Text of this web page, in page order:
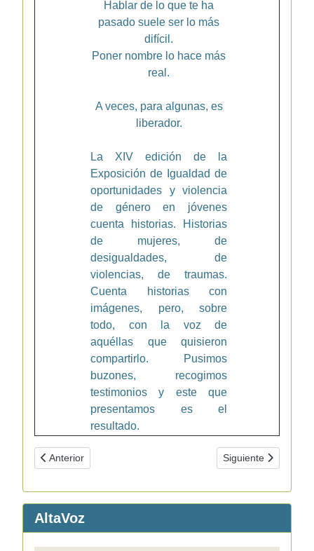
Hablar de lo que te ha
pasado suele ser lo más
difícil.
Poner nombre lo hace más
real.
A veces, para algunas, es
liberador.
La XIV edición de la
Exposición de Igualdad de
oportunidades y violencia
de género en jóvenes
cuenta historias. Historias
de mujeres, de
desigualdades, de
violencias, de traumas.
Cuenta historias con
imágenes, pero, sobre
todo, con la voz de
aquéllas que quisieron
compartirlo. Pusimos
buzones, recogimos
testimonios y este que
presentamos es el
resultado.
Artículo anterior: Convocatoria Becas MEC para
Anterior Artículo siguiente:
Siguiente
AltaVoz